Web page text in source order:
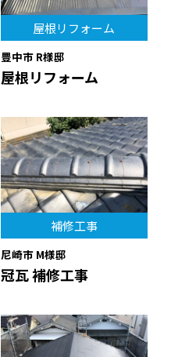
屋根リフォーム
屋根リフォーム
豊中市 R様邸
補修工事
冠瓦 補修工事
尼崎市 M様邸